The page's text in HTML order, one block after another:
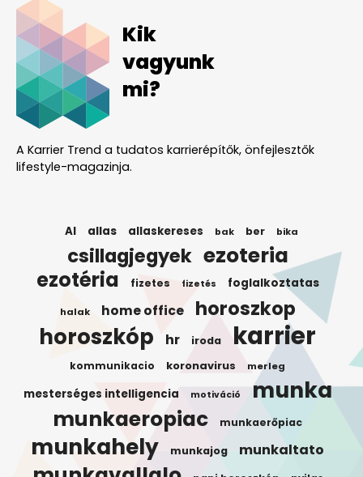
Kik
vagyunk
mi?
A Karrier Trend a tudatos karrierépítők, önfejlesztők
lifestyle-magazinja.
AI allas allaskereses bak ber bika
csillagjegyek ezoteria
ezotéria fizetes fizetés foglalkoztatas
halak home office horoszkop
horoszkóp hr iroda karrier
kommunikacio koronavirus merleg
mesterséges intelligencia motiváció munka
munkaeropiac munkaerőpiac
munkahely munkajog munkaltato